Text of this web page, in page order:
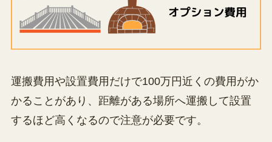
運搬費用や設置費用だけで100万円近くの費用がか
かることがあり、距離がある場所へ運搬して設置
するほど高くなるので注意が必要です。